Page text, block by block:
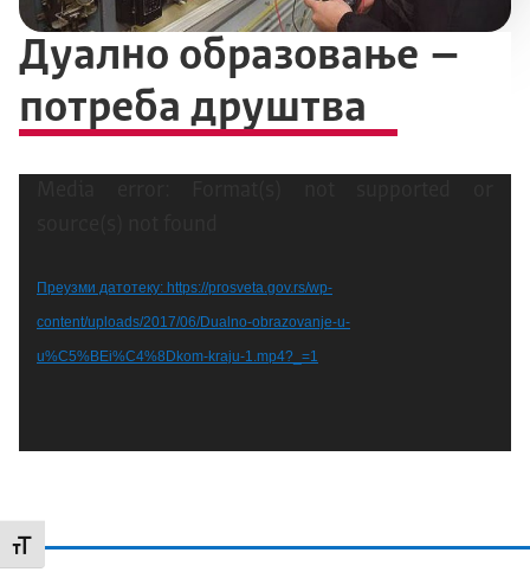
Промени величину слова
Дуално образовање –
потреба друштва
Преузми датотеку: https://prosveta.gov.rs/wp-
content/uploads/2017/06/Dualno-obrazovanje-u-
u%C5%BEi%C4%8Dkom-kraju-1.mp4?_=1